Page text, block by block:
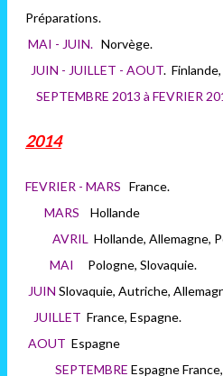
MAI - JUIN.
JUIN - JUILLET - AOUT.
SEPTEMBRE 2013 à FEVRIER
2014
FEVRIER - MARS
MARS H
AVRIL Hollande,
MAI
Pologne,
JUIN Slovaquie, Autriche,
JUILLET France,
AOUT
SEPTEMBRE Espagne